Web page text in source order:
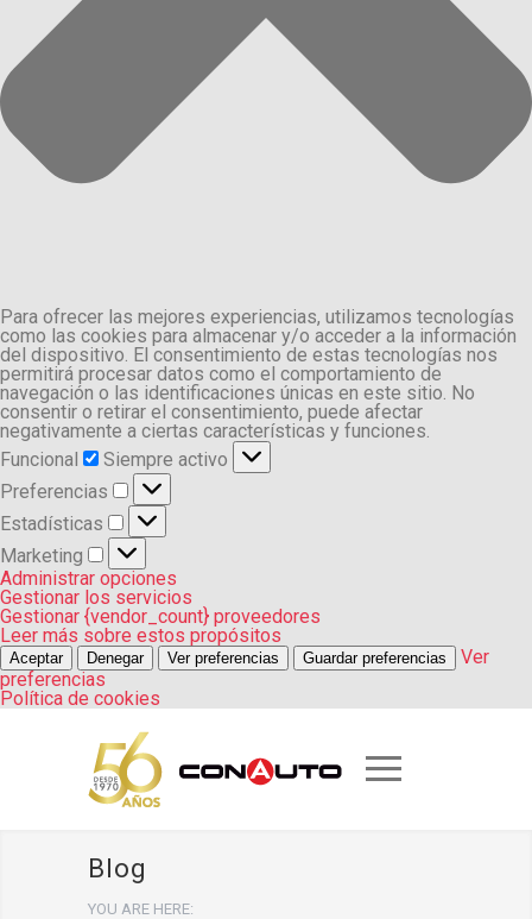
Para ofrecer las mejores experiencias, utilizamos tecnologías
como las cookies para almacenar y/o acceder a la información
del dispositivo. El consentimiento de estas tecnologías nos
permitirá procesar datos como el comportamiento de
navegación o las identificaciones únicas en este sitio. No
consentir o retirar el consentimiento, puede afectar
negativamente a ciertas características y funciones.
Funcional
Funcional
Siempre activo
Preferencias
Preferencias
Estadísticas
Estadísticas
Marketing
Marketing
Administrar opciones
Gestionar los servicios
Gestionar {vendor_count} proveedores
Leer más sobre estos propósitos
Aceptar Denegar Ver preferencias Guardar preferencias
Ver
preferencias
Política de cookies
Blog
YOU ARE HERE: